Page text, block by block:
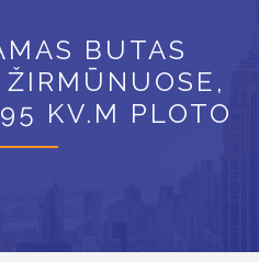
BUTAS
KV.M PLOTO